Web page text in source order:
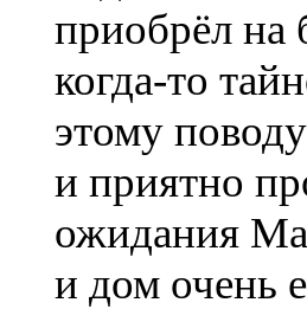
приобрёл на
когда-то
этому
и приятно
ожидания
и дом очень